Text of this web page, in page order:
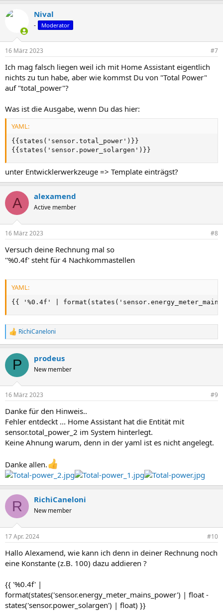
Nival
- Moderator
16 März 2023 #7
Ich mag falsch liegen weil ich mit Home Assistant eigentlich
nichts zu tun habe, aber wie kommst Du von "Total Power"
auf "total_power"?
Was ist die Ausgabe, wenn Du das hier:
YAML:
{{states('sensor.total_power') }}
{{states('sensor.power_solargen') }}
unter Entwicklerwerkzeuge => Template einträgst?
A alexamend
Active member
16 März 2023 #8
Versuch deine Rechnung mal so
''%0.4f' steht für 4 Nachkommastellen
YAML:
{ { '%0.4f'
R
e
k
i
e
:
RichiCaneloni
P prodeus
New member
16 März 2023 #9
Danke für den Hinweis..
Fehler entdeckt ... Home Assistant hat die Entität mit
sensor.total_power_2 im System hinterlegt.
Keine Ahnung warum, denn in der yaml ist es nicht angelegt.
Danke allen.
R RichiCaneloni
New member
17 Apr. 2024 #10
Hallo Alexamend, wie kann ich denn in deiner Rechnung noch
eine Konstante (z.B. 100) dazu addieren ?
{{ '%0.4f' |
format(states('sensor.energy_meter_mains_power') | float -
states('sensor.power_solargen') | float) }}